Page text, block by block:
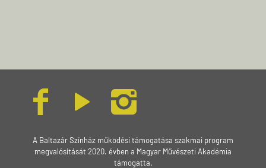
A Baltazár Színház működési támogatása szakmai program
megvalósítását 2020. évben a Magyar Művészeti Akadémia
támogatta.